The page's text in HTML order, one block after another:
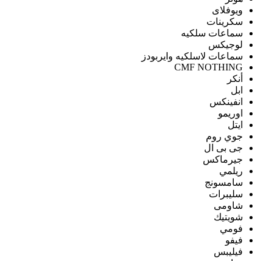
ويوفلاى
سكرينات
سماعات سلكيه
لوجيكس
سماعات لاسلكيه وايربودز
CMF NOTHING
أنكر
ابل
انفينكس
اوريمو
ايتل
جوي روم
جى بى ال
جيرماكس
ريلمي
سامسونج
سليبرات
شاومى
شويتيك
فومي
فيفو
فيليبس